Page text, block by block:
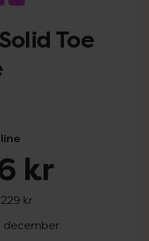
Toe
kr
229 kr
december